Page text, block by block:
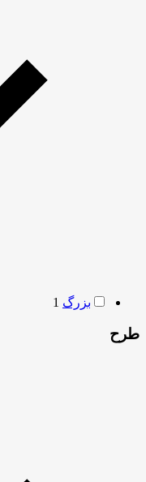
بزرگ 1
طرح